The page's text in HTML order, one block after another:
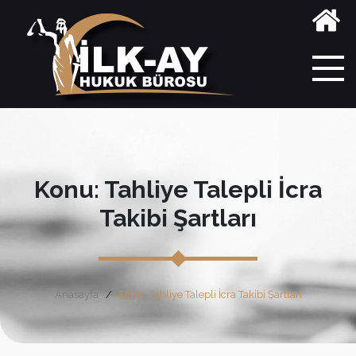
Konu: Tahliye Talepli İcra
Takibi Şartları
Anasayfa Etiket: Tahliye Talepli İcra Takibi Şartları